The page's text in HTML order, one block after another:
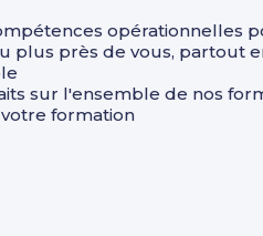
opérationnelles
plus près de vous, partout
sur l'ensemble de nos
formation